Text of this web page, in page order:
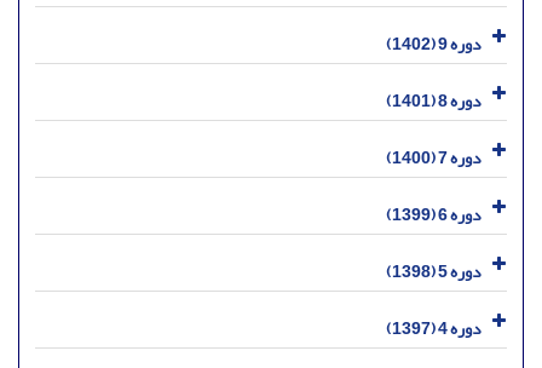
دوره 9 (1402)
دوره 8 (1401)
دوره 7 (1400)
دوره 6 (1399)
دوره 5 (1398)
دوره 4 (1397)